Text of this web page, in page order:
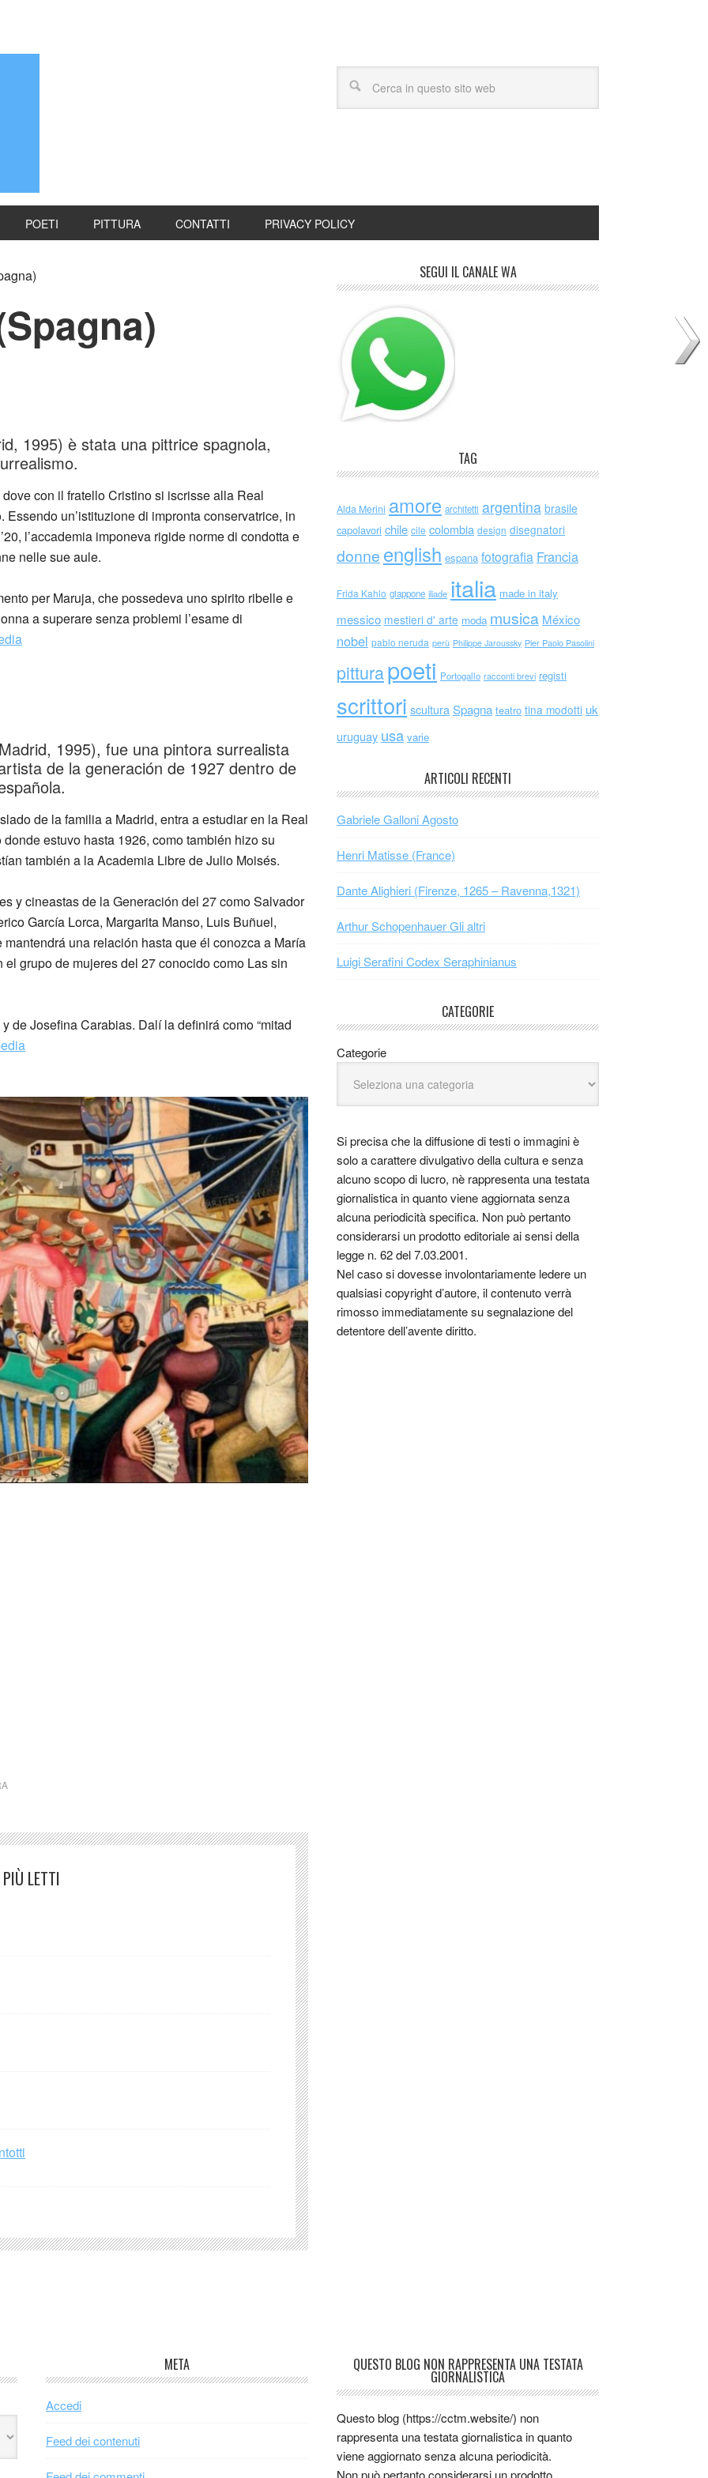
POETI PITTURA CONTATTI PRIVACY POLICY
1995) è stata una pittrice spagnola,
con il fratello Cristino si iscrisse alla Real
un’istituzione di impronta conservatrice, in
l’accademia imponeva rigide norme di condotta e
nelle sue aule.
per Maruja, che possedeva uno spirito ribelle e
a superare senza problemi l’esame di
1995), fue una pintora surrealista
de la generación de 1927 dentro de
de la familia a Madrid, entra a estudiar en la Real
estuvo hasta 1926, como también hizo su
también a la Academia Libre de Julio Moisés.
y cineastas de la Generación del 27 como Salvador
García Lorca, Margarita Manso, Luis Buñuel,
una relación hasta que él conozca a María
grupo de mujeres del 27 conocido como Las sin
de Josefina Carabias. Dalí la definirá como “mitad
PIÙ LETTI
SEGUI IL CANALE WA
TAG
Alda Merini amore architetti argentina brasile
capolavori chile cile colombia design disegnatori
donne english espana fotografia Francia
Frida Kahlo giappone iliade italia made in italy
messico mestieri d' arte moda musica México
nobel pablo neruda perù Philippe Jaroussky Pier Paolo Pasolini
pitturapoeti Portogallo racconti brevi registi
scrittori scultura Spagna teatro tina modotti uk
uruguay usa varie
ARTICOLI RECENTI
Gabriele Galloni Agosto
Henri Matisse (France)
Dante Alighieri (Firenze, 1265 – Ravenna,1321)
Arthur Schopenhauer Gli altri
Luigi Serafini Codex Seraphinianus
CATEGORIE
Categorie
Si precisa che la diffusione di testi o immagini è
solo a carattere divulgativo della cultura e senza
alcuno scopo di lucro, nè rappresenta una testata
giornalistica in quanto viene aggiornata senza
alcuna periodicità specifica. Non può pertanto
considerarsi un prodotto editoriale ai sensi della
legge n. 62 del 7.03.2001.
Nel caso si dovesse involontariamente ledere un
qualsiasi copyright d’autore, il contenuto verrà
rimosso immediatamente su segnalazione del
detentore dell’avente diritto.
META
Accedi
Feed dei contenuti
QUESTO BLOG NON RAPPRESENTA UNA TESTATA
GIORNALISTICA
Questo blog (https://cctm.website/) non
rappresenta una testata giornalistica in quanto
viene aggiornato senza alcuna periodicità.
Non può pertanto considerarsi un prodotto